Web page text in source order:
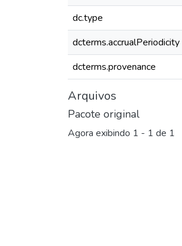
dc.type
dcterms.accrualPeriodicity
dcterms.provenance
Arquivos
Pacote original
Agora exibindo 1 - 1 de 1